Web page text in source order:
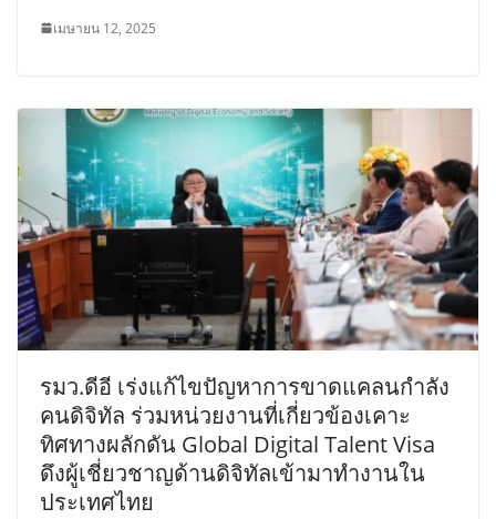
เมษายน 12, 2025
รมว.ดีอี เร่งแก้ไขปัญหาการขาดแคลนกำลัง
คนดิจิทัล ร่วมหน่วยงานที่เกี่ยวข้องเคาะ
ทิศทางผลักดัน Global Digital Talent Visa
ดึงผู้เชี่ยวชาญด้านดิจิทัลเข้ามาทำงานใน
ประเทศไทย